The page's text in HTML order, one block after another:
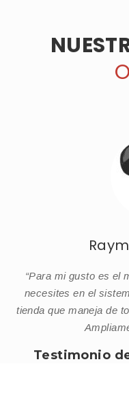
“Para mi gusto es el
necesites en el
tienda que maneja de
Testimonio